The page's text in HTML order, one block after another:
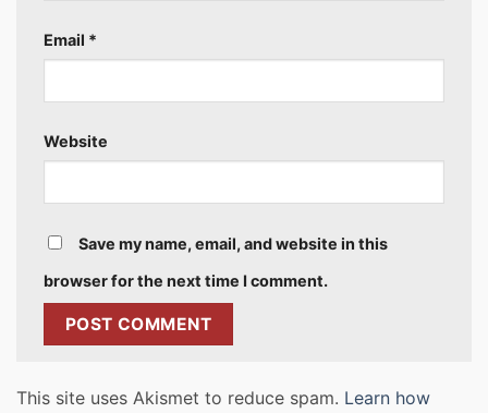
Email *
Website
Save my name, email, and website in this
browser for the next time I comment.
This site uses Akismet to reduce spam. Learn how